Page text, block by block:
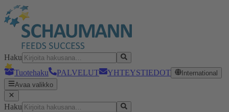
Haku
Tuotehaku
PALVELUT YHTEYSTIEDOT
International
Avaa valikko
Haku